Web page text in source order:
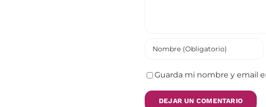
Guarda mi nombre y email